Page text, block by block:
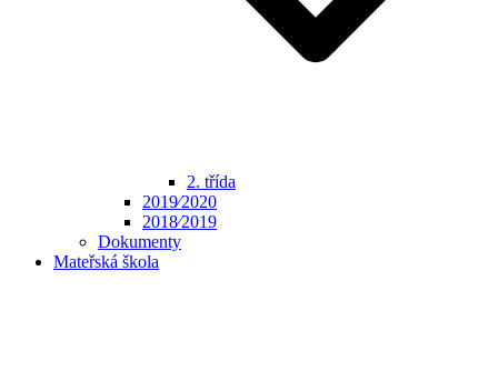
2. třída
2019⁄2020
2018⁄2019
Dokumenty
Mateřská škola